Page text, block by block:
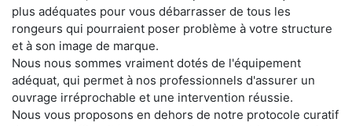
plus adéquates pour vous débarrasser de tous les
rongeurs qui pourraient poser problème à votre structure
et à son image de marque.
Nous nous sommes vraiment dotés de l'équipement
adéquat, qui permet à nos professionnels d'assurer un
ouvrage irréprochable et une intervention réussie.
Nous vous proposons en dehors de notre protocole curatif